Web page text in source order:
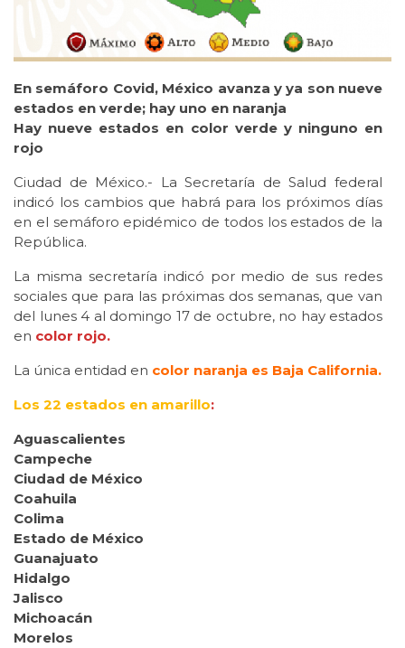
En semáforo Covid, México avanza y ya son nueve
estados en verde; hay uno en naranja
Hay nueve estados en color verde y ninguno en
rojo
Ciudad de México.- La Secretaría de Salud federal
indicó los cambios que habrá para los próximos días
en el semáforo epidémico de todos los estados de la
República.
La misma secretaría indicó por medio de sus redes
sociales que para las próximas dos semanas, que van
del lunes 4 al domingo 17 de octubre, no hay estados
en color rojo.
La única entidad en color naranja es Baja California.
Los 22 estados en amarillo:
Aguascalientes
Campeche
Ciudad de México
Coahuila
Colima
Estado de México
Guanajuato
Hidalgo
Jalisco
Michoacán
Morelos